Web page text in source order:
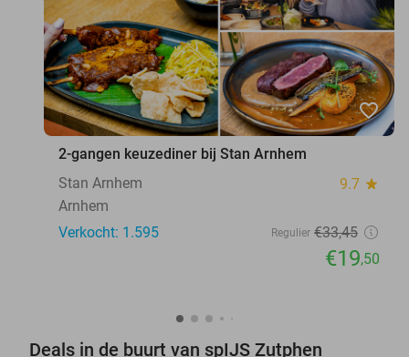
favorite_border
2-gangen keuzediner bij Stan Arnhem
Stan Arnhem
9.7 star
Arnhem
Verkocht: 1.595
Regulier €33,45
€19,50
Deals in de buurt van spIJS Zutphen